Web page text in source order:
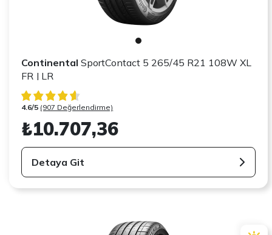
Continental SportContact 5 265/45 R21 108W XL
FR J LR
4.6/5 (907 Değerlendirme)
₺10.707,36
Detaya Git